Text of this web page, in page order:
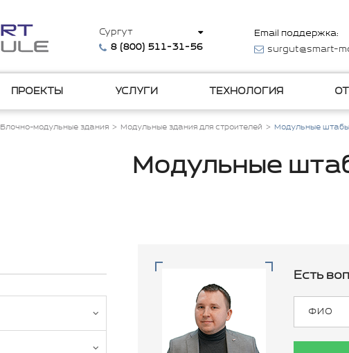
Сургут
8 (800) 511-31-56
Email поддержка:
surgut@smart-
ПРОЕКТЫ УСЛУГИ ТЕХНОЛОГИЯ
Блочно-модульные здания Модульные здания для строителей Модульные штабы
Модульные
Есть